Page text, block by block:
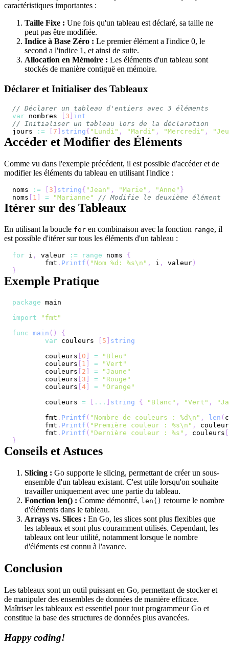
caractéristiques importantes :
Taille Fixe : Une fois qu'un tableau est déclaré, sa taille ne
peut pas être modifiée.
Indice à Base Zéro : Le premier élément a l'indice 0, le
second a l'indice 1, et ainsi de suite.
Allocation en Mémoire : Les éléments d'un tableau sont
stockés de manière contiguë en mémoire.
Déclarer et Initialiser des Tableaux
// Déclarer un tableau d'entiers avec 3 éléments
var nombres [ 3 ] int
// Initialiser un tableau lors de la déclaration
jours
:= [ 7 ] string{ "Lundi" , "Mardi" , "Mercredi" ,
Accéder et Modifier des Éléments
Comme vu dans l'exemple précédent, il est possible d'accéder et de
modifier les éléments du tableau en utilisant l'indice :
noms := [ 3 ] string{ "Jean" , "Marie" , "Anne" }
noms [ 1 ] = "Marianne" // Modifie le deuxième élément
Itérer sur des Tableaux
En utilisant la boucle for en combinaison avec la fonction range, il
est possible d'itérer sur tous les éléments d'un tableau :
for i , valeur := range noms {
	fmt
. Printf ( "Nom %d: %s\n" , i , valeur )
}
Exemple Pratique
package
import
"fmt"
func main ( )
{
var couleurs 5
string
	couleurs
0 =
"Bleu"
	couleurs
1 =
"Vert"
	couleurs
2 =
"Jaune"
	couleurs
3 =
"Rouge"
	couleurs
4 =
"Orange"
	couleurs
= ... string { "Blanc" , "Vert" ,
	fmt
. Printf ( "Nombre de couleurs : %d\n" , len (
	fmt
. Printf ( "Première couleur : %s\n" ,
	fmt
. Printf ( "Dernière couleur : %s" , couleurs
}
Conseils et Astuces
Slicing : Go supporte le slicing, permettant de créer un sous-
ensemble d'un tableau existant. C'est utile lorsqu'on souhaite
travailler uniquement avec une partie du tableau.
Fonction len() : Comme démontré, len() retourne le nombre
d'éléments dans le tableau.
Arrays vs. Slices : En Go, les slices sont plus flexibles que
les tableaux et sont plus couramment utilisés. Cependant, les
tableaux ont leur utilité, notamment lorsque le nombre
d'éléments est connu à l'avance.
Conclusion
Les tableaux sont un outil puissant en Go, permettant de stocker et
de manipuler des ensembles de données de manière efficace.
Maîtriser les tableaux est essentiel pour tout programmeur Go et
constitue la base des structures de données plus avancées.
Happy coding!